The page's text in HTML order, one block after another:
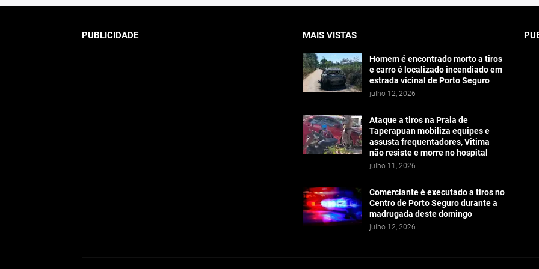
PUBLICIDADE MAIS VISTAS
Homem é encontrado morto a tiros
e carro é localizado incendiado em
estrada vicinal de Porto Seguro
julho 12, 2026
Ataque a tiros na Praia de
Taperapuan mobiliza equipes e
assusta frequentadores, Vitima
não resiste e morre no hospital
julho 11, 2026
Comerciante é executado a tiros no
Centro de Porto Seguro durante a
madrugada deste domingo
julho 12, 2026